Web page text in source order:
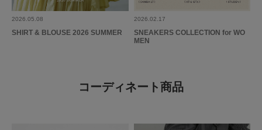
2026.05.08
SHIRT & BLOUSE 2026 SUMMER
2026.02.17
SNEAKERS COLLECTION for WO
MEN
コーディネート商品